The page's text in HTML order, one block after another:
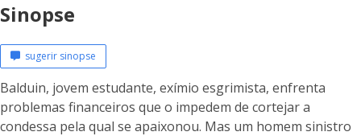
Sinopse
sugerir sinopse
Balduin, jovem estudante, exímio esgrimista, enfrenta
problemas financeiros que o impedem de cortejar a
condessa pela qual se apaixonou. Mas um homem sinistro